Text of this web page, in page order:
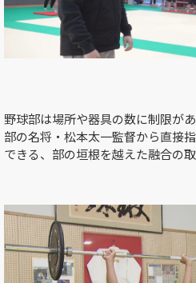
野球部は場所や器具の数に制限があ
部の名将・松本太一監督から直接
できる、部の垣根を越えた融合の取